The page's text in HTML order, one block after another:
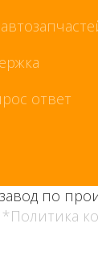
ответ
по
*Политика